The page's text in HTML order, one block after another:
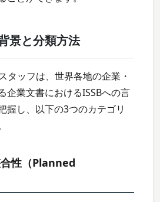
景と分類方法
タッフは、世界各地の企業・
企業文書におけるISSBへの言
握し、以下の3つのカテゴリ
性（Planned